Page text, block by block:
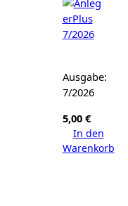
Ausgabe:
7/2026
5,00 €
In den
Warenkorb